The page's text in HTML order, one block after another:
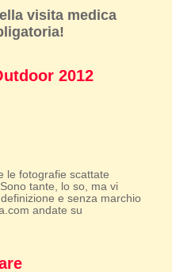
visita medica
2012
le fotografie scattate
tante, lo so, ma vi
e senza marchio
andate su